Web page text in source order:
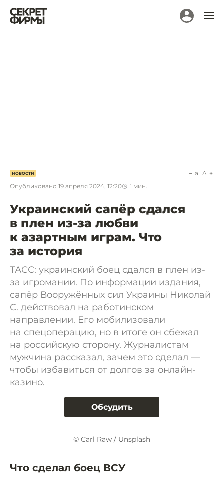
НОВОСТИ
Опубликовано 19 апреля 2024, 12:20 1 мин.
a A
Украинский сапёр сдался
в плен из-за любви
к азартным играм. Что
за история
ТАСС: украинский боец сдался в плен из-
за игромании. По информации издания,
сапёр Вооружённых сил Украины Николай
С. действовал на работинском
направлении. Его мобилизовали
на спецоперацию, но в итоге он сбежал
на российскую сторону. Журналистам
мужчина рассказал, зачем это сделал —
чтобы избавиться от долгов за онлайн-
казино.
Обсудить
© Carl Raw / Unsplash
Что сделал боец ВСУ